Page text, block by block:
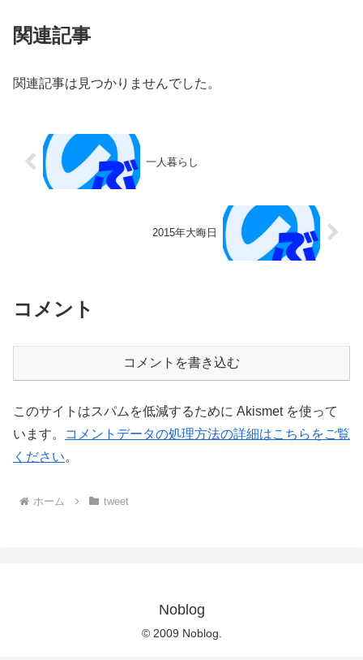
関連記事
関連記事は見つかりませんでした。
一人暮らし
2015年大晦日
コメント
コメントを書き込む
このサイトはスパムを低減するために Akismet を使って
います。
コメントデータの処理方法の詳細はこちらをご覧
ください。
ホーム tweet
Noblog
© 2009 Noblog.